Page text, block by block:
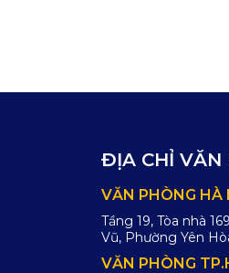
ĐỊA CHỈ VĂN
VĂN PHÒNG HÀ
Tầng 19, Tòa nhà
Vũ, Phường Yên
VĂN PHÒNG